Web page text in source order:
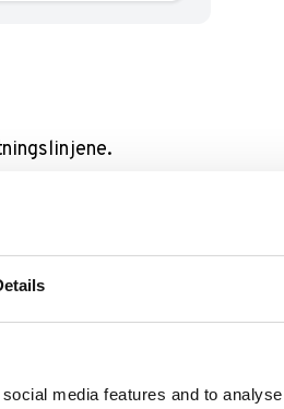
media features and to
dataene.
at oppdateringen har
innhold (UGC).